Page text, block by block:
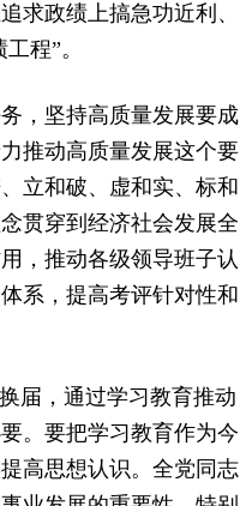
求政绩上搞急功近利、
程”。
，坚持高质量发展要成
推动高质量发展这个要
立和破、虚和实、标和
贯穿到经济社会发展全
，推动各级领导班子认
系，提高考评针对性和
届，通过学习教育推动
。要把学习教育作为今
高思想认识。全党同志